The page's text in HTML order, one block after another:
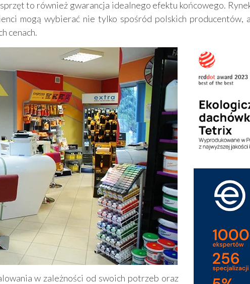
to również gwarancja idealnego efektu końcowego.
mogą wybierać nie tylko spośród polskich producentów,
cenach.
w zależności od swoich potrzeb oraz